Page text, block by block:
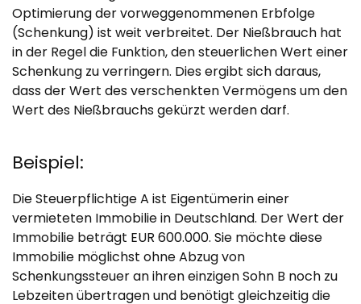
Optimierung der vorweggenommenen Erbfolge
(Schenkung) ist weit verbreitet. Der Nießbrauch hat
in der Regel die Funktion, den steuerlichen Wert einer
Schenkung zu verringern. Dies ergibt sich daraus,
dass der Wert des verschenkten Vermögens um den
Wert des Nießbrauchs gekürzt werden darf.
Beispiel:
Die Steuerpflichtige A ist Eigentümerin einer
vermieteten Immobilie in Deutschland. Der Wert der
Immobilie beträgt EUR 600.000. Sie möchte diese
Immobilie möglichst ohne Abzug von
Schenkungssteuer an ihren einzigen Sohn B noch zu
Lebzeiten übertragen und benötigt gleichzeitig die